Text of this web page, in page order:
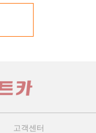
고객센터